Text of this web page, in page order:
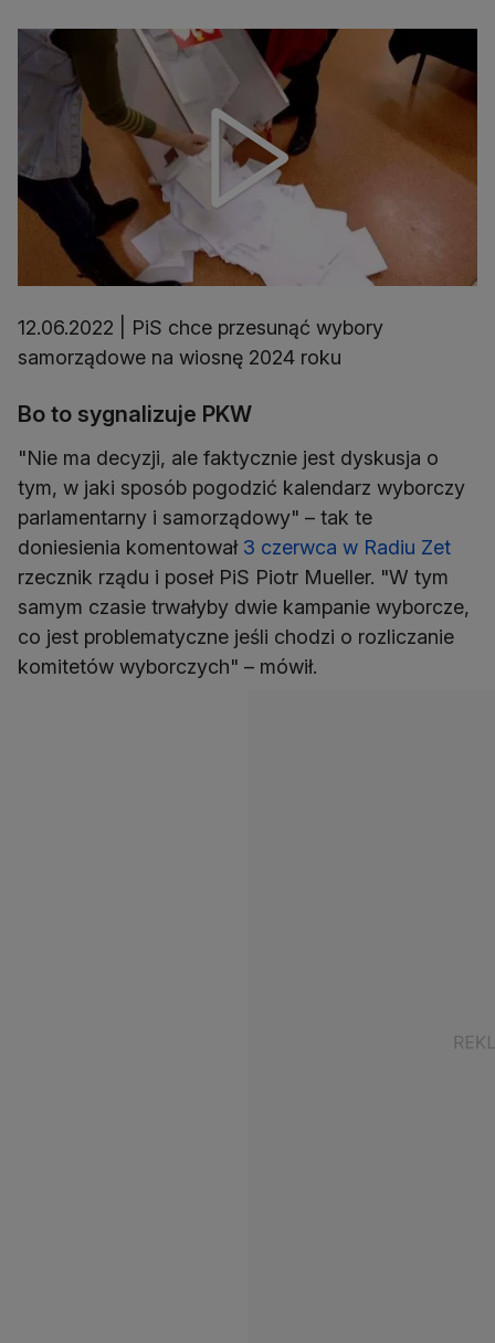
12.06.2022 | PiS chce przesunąć wybory
samorządowe na wiosnę 2024 roku
Bo to sygnalizuje PKW
"Nie ma decyzji, ale faktycznie jest dyskusja o
tym, w jaki sposób pogodzić kalendarz wyborczy
parlamentarny i samorządowy" – tak te
doniesienia komentował 3 czerwca w Radiu Zet
rzecznik rządu i poseł PiS Piotr Mueller. "W tym
samym czasie trwałyby dwie kampanie wyborcze,
co jest problematyczne jeśli chodzi o rozliczanie
komitetów wyborczych" – mówił.